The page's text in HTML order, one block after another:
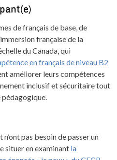
de français de base, de
française de la
du Canada, qui
en français de niveau B2
améliorer leurs compétences
inclusif et sécuritaire tout
n’ont pas besoin de passer un
situer en examinant la